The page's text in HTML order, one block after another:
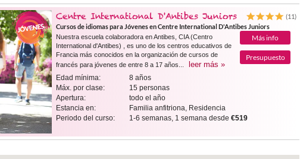
Centre International D'Antibes Juniors
(11)
Cursos de idiomas para Jóvenes en Centre International D'Antibes Juniors
Más info
Presupuesto
Nuestra escuela colaboradora en Antibes, CIA (Centro
International d'Antibes) , es uno de los centros educativos de
Francia más conocidos en la organización de cursos de
francés para jóvenes de entre 8 a 17 años...
leer más »
Edad mínima:
8 años
Máx. por clase:
15 personas
Apertura:
todo el año
Estancia en:
Familia anfitriona, Residencia
Periodo del curso:
1-6 semanas, 1 semana desde €519